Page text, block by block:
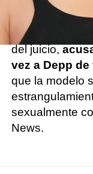
intérprete, a
del juicio,
vez a Depp
que la modelo
sexualmente
News.